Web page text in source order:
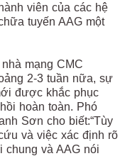
viên của các hệ
tuyến AAG một
mạng CMC
2-3 tuần nữa, sự
được khắc phục
hoàn toàn. Phó
Sơn cho biết:“Tùy
và việc xác định rõ
chung và AAG nói